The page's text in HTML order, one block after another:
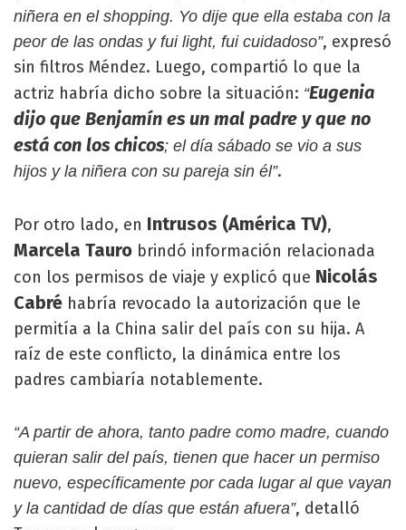
niñera en el shopping. Yo dije que ella estaba con la
peor de las ondas y fui light, fui cuidadoso”, expresó
sin filtros Méndez. Luego, compartió lo que la
actriz habría dicho sobre la situación: “Eugenia
dijo que Benjamín es un mal padre y que no
está con los chicos; el día sábado se vio a sus
hijos y la niñera con su pareja sin él”.
Por otro lado, en Intrusos (América TV),
Marcela Tauro brindó información relacionada
con los permisos de viaje y explicó que Nicolás
Cabré habría revocado la autorización que le
permitía a la China salir del país con su hija. A
raíz de este conflicto, la dinámica entre los
padres cambiaría notablemente.
“A partir de ahora, tanto padre como madre, cuando
quieran salir del país, tienen que hacer un permiso
nuevo, específicamente por cada lugar al que vayan
y la cantidad de días que están afuera”, detalló